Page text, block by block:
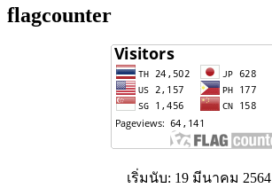
flagcounter
เริ่มนับ: 19 มีนาคม 2564